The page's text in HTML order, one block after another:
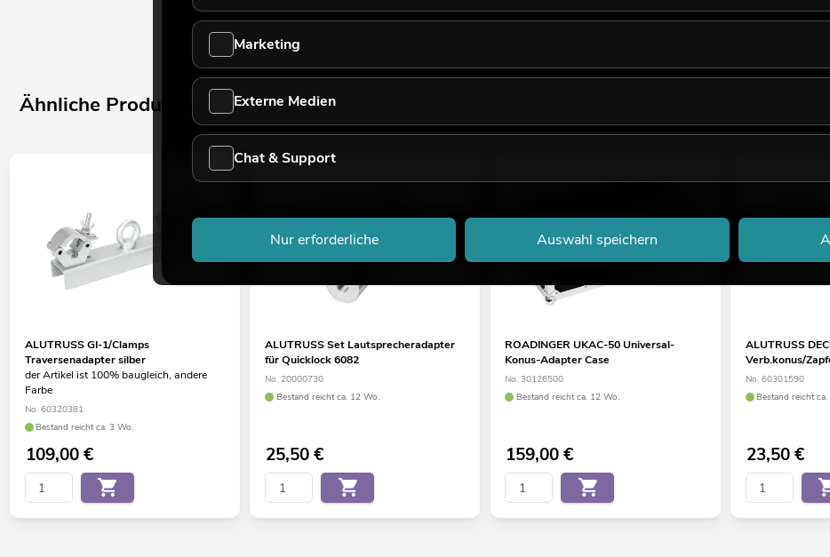
Ähnliche Produkte
ALUTRUSS GI-1/Clamps
Traversenadapter silber
der Artikel ist 100% baugleich, andere
Farbe
No. 60320381
Bestand reicht ca. 3 Wo.
109,00€
ALUTRUSS Set Lautsprecheradapter
für Quicklock 6082
No. 20000730
Bestand reicht ca. 12 Wo.
25,50€
ROADINGER UKAC-50 Universal-
Konus-Adapter Case
No. 30126500
Bestand reicht ca. 12 Wo.
159,00€
ALUTRUSS
Verb.konus/
No. 60301590
Bestand reicht
23,50€
Marketing
Externe Medien
Chat & Support
Nur erforderliche Auswahl speichern